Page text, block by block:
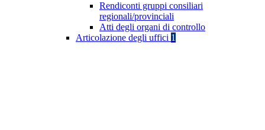
Rendiconti gruppi consiliari
regionali/provinciali
Atti degli organi di controllo
Articolazione degli uffici 1